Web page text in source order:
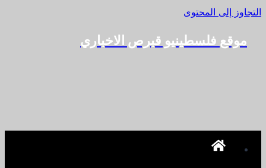
التجاوز إلى المحتوى
موقع فلسطينيو قبرص الاخباري